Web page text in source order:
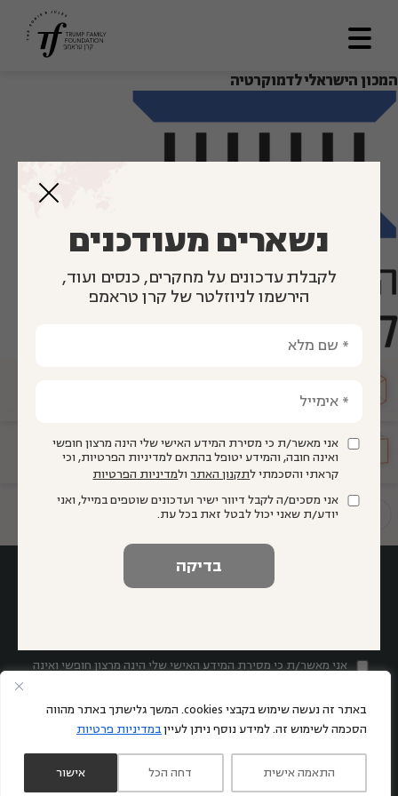
באתר זה נעשה שימוש בקבצי cookies. המשך גלישתך באתר מהווה
הסכמה לשימוש זה. למידע נוסף ניתן לעיין במדיניות פרטיות
התאמה אישית דחה הכל אישור
נשארים מעודכנים
לקבלת עדכונים על מחקרים, כנסים ועוד,
הירשמו לניוזלטר של קרן טראמפ
אני מאשר/ת כי מסירת המידע האישי שלי הינה מרצון חופשי
ואינה חובה, והמידע יטופל בהתאם למדיניות הפרטיות, וכי
קראתי והסכמתי לתקנון האתרולמדיניות הפרטיות
אני מסכים/ה לקבל דיוור ישיר ועדכונים שוטפים במייל, ואני
יודע/ת שאני יכול לבטל זאת בכל עת.
אודותינו
לוח תוצאות
ספריה
العربية
המכון הישראלי לדמוקרטיה
הגיע זמןחינוך
תשתיות להוראה איכותית
אני מאשר/ת כי מסירת המידע האישי שלי הינה מרצון חופשי ואינה
אני מסכים/ה לקבל דיוור ישיר ועדכונים שוטפים במייל, ואני יודע/ת
שאני יכול לבטל זאת בכל עת.